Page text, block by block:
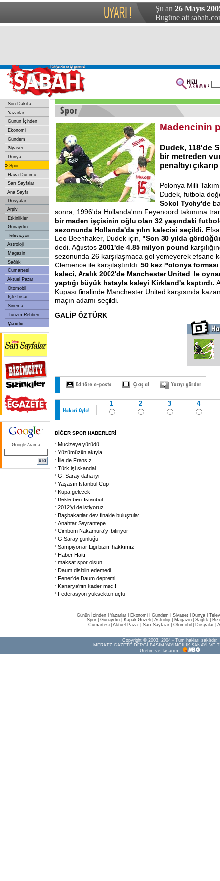
Şu an 26 Mayıs
Bugüne ait
Son Dakika
Yazarlar
Günün İçinden
Ekonomi
Gündem
Siyaset
Dünya
» Spor
Hava Durumu
Sarı Sayfalar
Ana Sayfa
Dosyalar
Arşiv
Etkinlikler
Günaydın
Televizyon
Astroloji
Magazin
Sağlık
Cumartesi
Aktüel Pazar
Otomobil
İşte İnsan
Sinema
Turizm Rehberi
Çizerler
Google Arama
Madencinin
Dudek, 118'de
bir metreden
penaltıyı
Polonya Milli
Dudek, futbola
Sokol Tychy'de
sonra, 1996'da Hollanda'nın Feyenoord takımına
bir maden işçisinin oğlu olan 32 yaşındaki
sezonunda Hollanda'da yılın kalecisi seçildi.
Leo Beenhaker, Dudek için, "Son 30 yılda
dedi. Ağustos 2001'de 4.85 milyon pound
sezonunda 26 karşılaşmada gol yemeyerek efsane
Clemence ile karşılaştırıldı. 50 kez Polonya
kaleci, Aralık 2002'de Manchester United ile
yaptığı büyük hatayla kaleyi Kirkland'a kaptırdı.
Kupası finalinde Manchester United karşısında
maçın adamı seçildi.
GALİP ÖZTÜRK
1 2 3 4
DİĞER SPOR HABERLERİ
Mucizeye yürüdü
Yüzümüzün akıyla
İlle de Fransız
Türk işi skandal
G. Saray daha iyi
Yaşasın İstanbul Cup
Kupa gelecek
Bekle beni İstanbul
2012'yi de istiyoruz
Başbakanlar dev finalde buluştular
Anahtar Seyrantepe
Cimbom Nakamura'yı bitiriyor
G.Saray günlüğü
Şampiyonlar Ligi bizim hakkımız
Haber Hattı
maksat spor olsun
Daum disiplin edemedi
Fener'de Daum depremi
Kanarya'nın kader maçı!
Federasyon yüksekten uçtu
Günün İçinden Yazarlar Ekonomi Gündem Siyaset Dünya |
Spor
Günaydın Kapak Güzeli Astroloji Magazin Sağlık
Cumartesi| Aktüel Pazar| Sarı Sayfalar| Otomobil Dosyalar|
Copyright © 2003, 2004 - Tüm hakları saklıdır.
MERKEZ GAZETE DERGİ BASIM YAYINCILIK SANAYİ VE
Üretim ve Tasarım